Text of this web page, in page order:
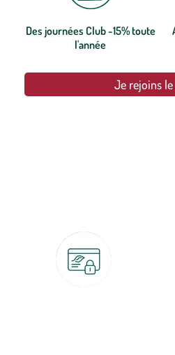
Des journées Club -15% toute
l'année
Je rejoins